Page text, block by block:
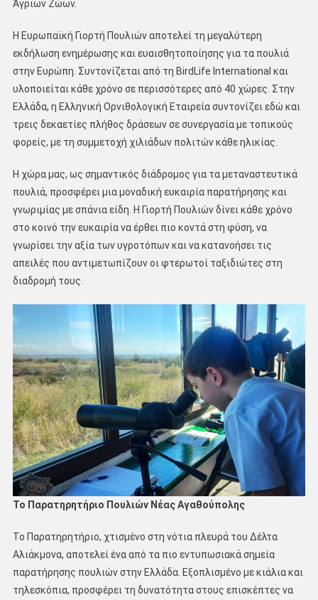
Άγριων Ζώων.
Η Ευρωπαϊκή Γιορτή Πουλιών αποτελεί τη μεγαλύτερη
εκδήλωση ενημέρωσης και ευαισθητοποίησης για τα πουλιά
στην Ευρώπη. Συντονίζεται από τη BirdLife International και
υλοποιείται κάθε χρόνο σε περισσότερες από 40 χώρες. Στην
Ελλάδα, η Ελληνική Ορνιθολογική Εταιρεία συντονίζει εδώ και
τρεις δεκαετίες πλήθος δράσεων σε συνεργασία με τοπικούς
φορείς, με τη συμμετοχή χιλιάδων πολιτών κάθε ηλικίας.
Η χώρα μας, ως σημαντικός διάδρομος για τα μεταναστευτικά
πουλιά, προσφέρει μια μοναδική ευκαιρία παρατήρησης και
γνωριμίας με σπάνια είδη. Η Γιορτή Πουλιών δίνει κάθε χρόνο
στο κοινό την ευκαιρία να έρθει πιο κοντά στη φύση, να
γνωρίσει την αξία των υγροτόπων και να κατανοήσει τις
απειλές που αντιμετωπίζουν οι φτερωτοί ταξιδιώτες στη
διαδρομή τους.
Το Παρατηρητήριο Πουλιών Νέας Αγαθούπολης
Το Παρατηρητήριο, χτισμένο στη νότια πλευρά του Δέλτα
Αλιάκμονα, αποτελεί ένα από τα πιο εντυπωσιακά σημεία
παρατήρησης πουλιών στην Ελλάδα. Εξοπλισμένο με κιάλια και
τηλεσκόπια, προσφέρει τη δυνατότητα στους επισκέπτες να